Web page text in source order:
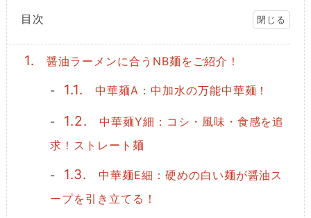
目次
1. 醤油ラーメンに合うNB麺をご紹介！
1.1. 中華麺A：中加水の万能中華麺！
1.2.
中華麺Y細：コシ・風味・食感を追
求！ストレート麺
1.3.
中華麺E細：硬めの白い麺が醤油ス
ープを引き立てる！